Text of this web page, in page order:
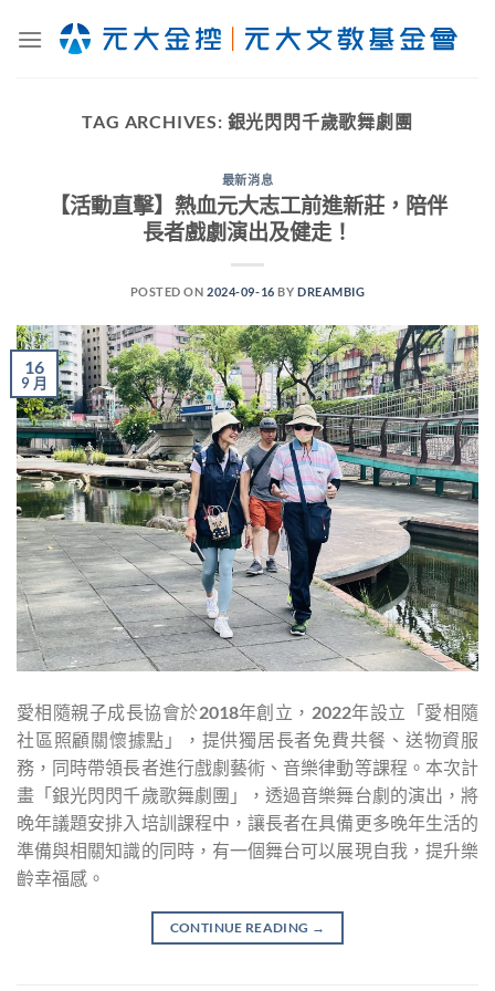
TAG ARCHIVES: 銀光閃閃千歲歌舞劇團
最新消息
【活動直擊】熱血元大志工前進新莊，陪伴
長者戲劇演出及健走！
POSTED ON2024-09-16 BY DREAMBIG
16
9 月
愛相隨親子成長協會於2018年創立，2022年設立「愛相隨
社區照顧關懷據點」，提供獨居長者免費共餐、送物資服
務，同時帶領長者進行戲劇藝術、音樂律動等課程。本次計
畫「銀光閃閃千歲歌舞劇團」，透過音樂舞台劇的演出，將
晚年議題安排入培訓課程中，讓長者在具備更多晚年生活的
準備與相關知識的同時，有一個舞台可以展現自我，提升樂
齡幸福感。
CONTINUE READING →